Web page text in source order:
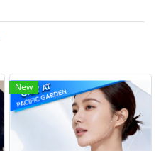
New